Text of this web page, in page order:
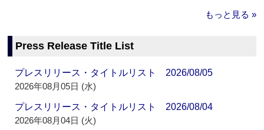
もっと見る »
Press Release Title List
プレスリリース・タイトルリスト 2026/08/05
2026年08月05日 (水)
プレスリリース・タイトルリスト 2026/08/04
2026年08月04日 (火)